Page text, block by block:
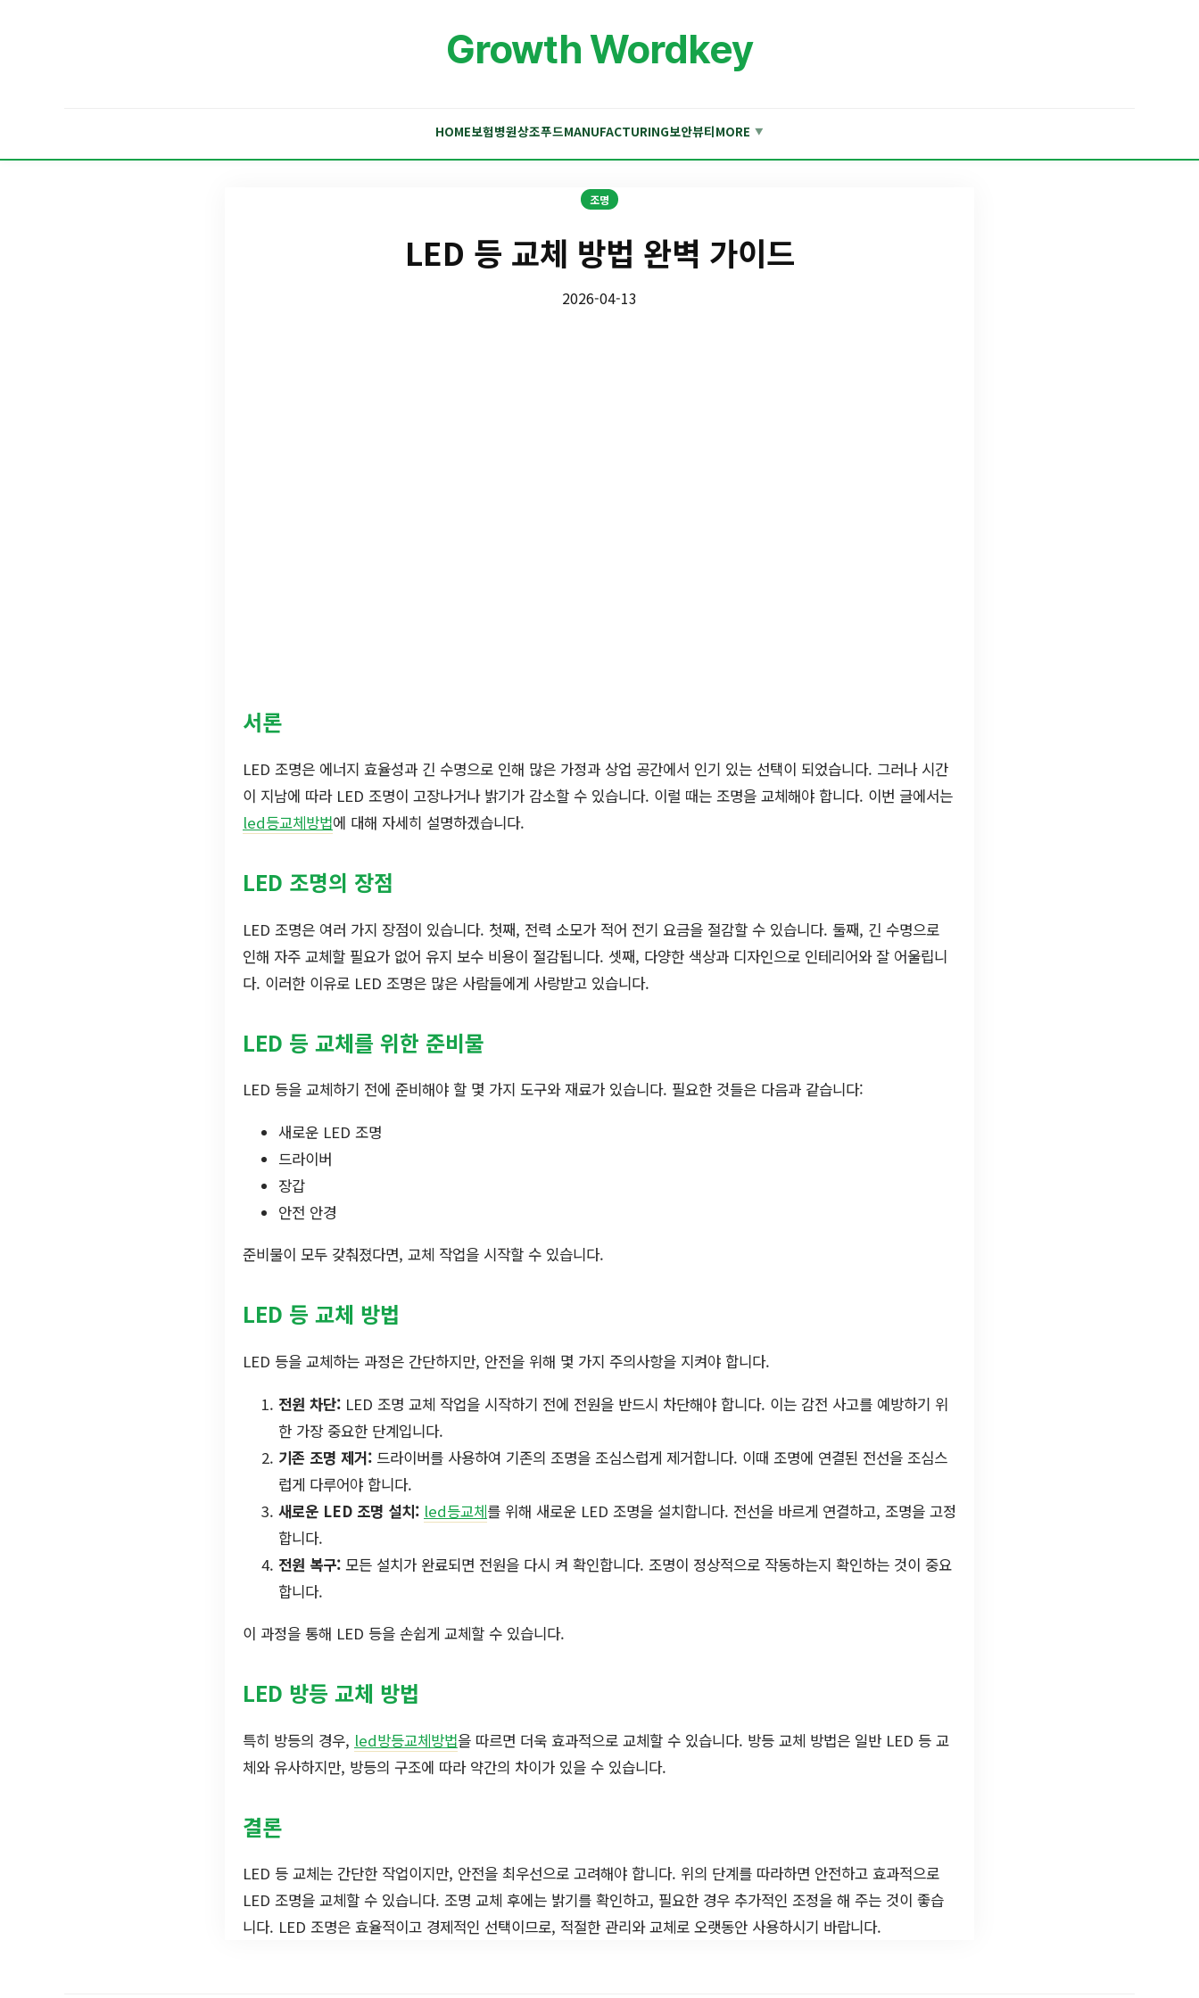
Growth Wordkey
HOME보험병원상조푸드MANUFACTURING보안뷰티MORE ▼
조명
LED 등 교체 방법 완벽 가이드
2026-04-13
서론
LED 조명은 에너지 효율성과 긴 수명으로 인해 많은 가정과 상업 공간에서 인기 있는 선택이 되었습니다. 그러나 시간
이 지남에 따라 LED 조명이 고장나거나 밝기가 감소할 수 있습니다. 이럴 때는 조명을 교체해야 합니다. 이번 글에서는
led등교체방법에 대해 자세히 설명하겠습니다.
LED 조명의 장점
LED 조명은 여러 가지 장점이 있습니다. 첫째, 전력 소모가 적어 전기 요금을 절감할 수 있습니다. 둘째, 긴 수명으로
인해 자주 교체할 필요가 없어 유지 보수 비용이 절감됩니다. 셋째, 다양한 색상과 디자인으로 인테리어와 잘 어울립니
다. 이러한 이유로 LED 조명은 많은 사람들에게 사랑받고 있습니다.
LED 등 교체를 위한 준비물
LED 등을 교체하기 전에 준비해야 할 몇 가지 도구와 재료가 있습니다. 필요한 것들은 다음과 같습니다:
새로운 LED 조명
드라이버
장갑
안전 안경
준비물이 모두 갖춰졌다면, 교체 작업을 시작할 수 있습니다.
LED 등 교체 방법
LED 등을 교체하는 과정은 간단하지만, 안전을 위해 몇 가지 주의사항을 지켜야 합니다.
전원 차단: LED 조명 교체 작업을 시작하기 전에 전원을 반드시 차단해야 합니다. 이는 감전 사고를 예방하기 위
한 가장 중요한 단계입니다.
기존 조명 제거: 드라이버를 사용하여 기존의 조명을 조심스럽게 제거합니다. 이때 조명에 연결된 전선을 조심스
럽게 다루어야 합니다.
새로운 LED 조명 설치: led등교체를 위해 새로운 LED 조명을 설치합니다. 전선을 바르게 연결하고, 조명을 고정
합니다.
전원 복구: 모든 설치가 완료되면 전원을 다시 켜 확인합니다. 조명이 정상적으로 작동하는지 확인하는 것이 중요
합니다.
이 과정을 통해 LED 등을 손쉽게 교체할 수 있습니다.
LED 방등 교체 방법
특히 방등의 경우, led방등교체방법을 따르면 더욱 효과적으로 교체할 수 있습니다. 방등 교체 방법은 일반 LED 등 교
체와 유사하지만, 방등의 구조에 따라 약간의 차이가 있을 수 있습니다.
결론
LED 등 교체는 간단한 작업이지만, 안전을 최우선으로 고려해야 합니다. 위의 단계를 따라하면 안전하고 효과적으로
LED 조명을 교체할 수 있습니다. 조명 교체 후에는 밝기를 확인하고, 필요한 경우 추가적인 조정을 해 주는 것이 좋습
니다. LED 조명은 효율적이고 경제적인 선택이므로, 적절한 관리와 교체로 오랫동안 사용하시기 바랍니다.